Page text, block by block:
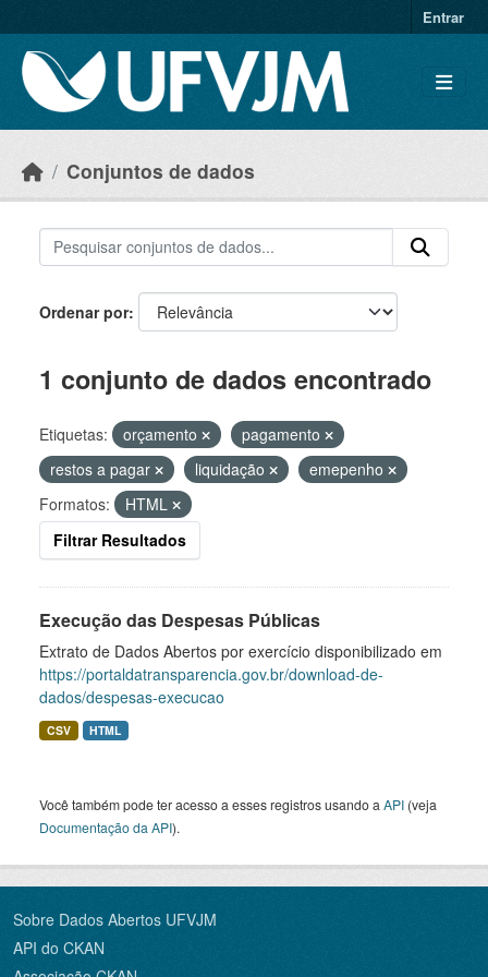
Entrar
Conjuntos de dados
Ordenar por
1 conjunto de dados encontrado
Etiquetas: orçamento
pagamento
restos a pagar
liquidação
emepenho
Formatos:
HTML
Filtrar Resultados
Execução das Despesas Públicas
Extrato de Dados Abertos por exercício disponibilizado em
https://portaldatransparencia.gov.br/download-de-
dados/despesas-execucao
CSV HTML
Você também pode ter acesso a esses registros usando a API (veja
Documentação da API).
Sobre Dados Abertos UFVJM
API do CKAN